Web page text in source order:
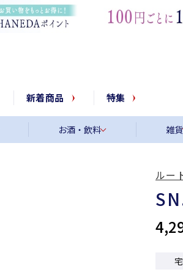
新着商品 特集
お酒・飲料 雑貨
ルー